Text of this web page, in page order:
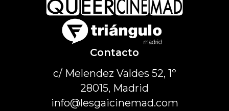
Contacto
c/ Melendez Valdes 52, 1º
28015, Madrid
info@lesgaicinemad.com